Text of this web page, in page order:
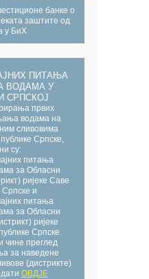
банке о
заштите од
у БиХ
ПИТАЊА
ВОДАМА У
СРПСКОЈ
првих
водама на
сливовима
Српске,
су:
питања
за Обласни
ријеке Саве
Српске и
питања
за Обласни
ријеке
Српске.
чине преглед
за наведене
(дистрикте)
ОВДЈЕ